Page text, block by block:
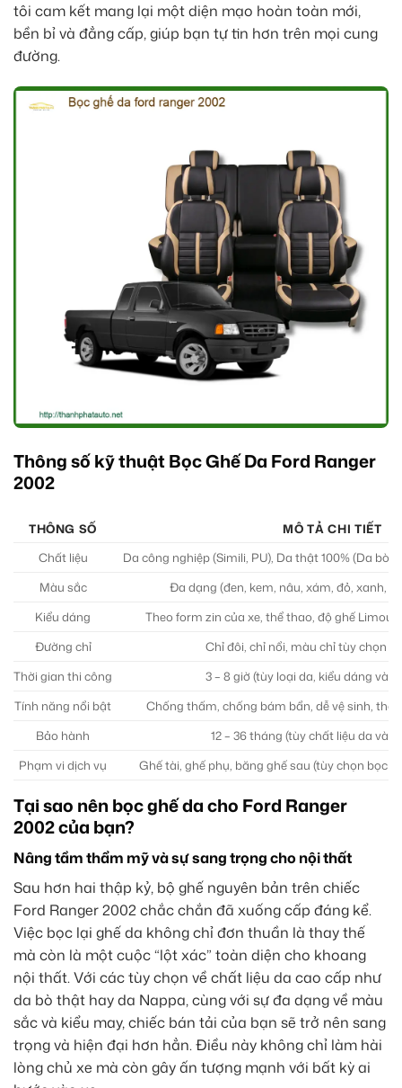
tôi cam kết mang lại một diện mạo hoàn toàn mới,
bền bỉ và đẳng cấp, giúp bạn tự tin hơn trên mọi cung
đường.
Thông số kỹ thuật Bọc Ghế Da Ford Ranger
2002
THÔNG SỐ
MÔ TẢ CHI TIẾT
Chất liệu
Da công nghiệp (Simili, PU), Da thật 100% (Da bò,
Màu sắc
Đa dạng (đen, kem, nâu, xám, đỏ, xanh,
Kiểu dáng
Theo form zin của xe, thể thao, độ ghế
Đường chỉ
Chỉ đôi, chỉ nổi, màu chỉ tùy chọn
Thời gian thi công
3 – 8 giờ (tùy loại da, kiểu dáng và
Tính năng nổi bật
Chống thấm, chống bám bẩn, dễ vệ sinh,
Bảo hành
12 – 36 tháng (tùy chất liệu da và
Phạm vi dịch vụ
Ghế tài, ghế phụ, băng ghế sau (tùy chọn bọc
Tại sao nên bọc ghế da cho Ford Ranger
2002 của bạn?
Nâng tầm thẩm mỹ và sự sang trọng cho nội thất
Sau hơn hai thập kỷ, bộ ghế nguyên bản trên chiếc
Ford Ranger 2002 chắc chắn đã xuống cấp đáng kể.
Việc bọc lại ghế da không chỉ đơn thuần là thay thế
mà còn là một cuộc “lột xác” toàn diện cho khoang
nội thất. Với các tùy chọn về chất liệu da cao cấp như
da bò thật hay da Nappa, cùng với sự đa dạng về màu
sắc và kiểu may, chiếc bán tải của bạn sẽ trở nên sang
trọng và hiện đại hơn hẳn. Điều này không chỉ làm hài
lòng chủ xe mà còn gây ấn tượng mạnh với bất kỳ ai